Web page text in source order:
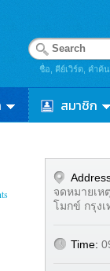
ชื่อ, คีย์เวิร์ด, คำค้น
สมาชิก
จดหมายเ
โมกข์ กรุง
Time: